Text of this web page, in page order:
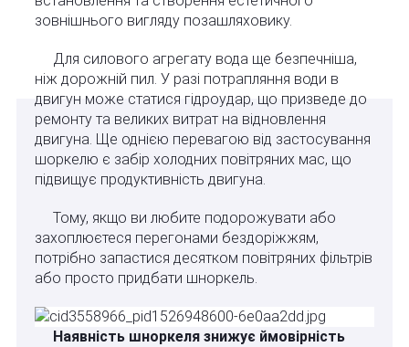
Тому, якщо ви любите подорожувати або
захоплюєтеся перегонами бездоріжжям,
потрібно запастися десятком повітряних фільтрів
або просто придбати шноркель.
Для силового агрегату вода ще безпечніша,
ніж дорожній пил. У разі потрапляння води в
двигун може статися гідроудар, що призведе до
ремонту та великих витрат на відновлення
двигуна. Ще однією перевагою від застосування
шоркелю є забір холодних повітряних мас, що
підвищує продуктивність двигуна.
зовнішнього вигляду позашляховику.
Наявність шноркеля знижує ймовірність